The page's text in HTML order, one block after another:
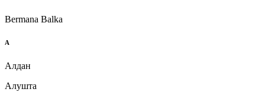
Bermana Balka
А
Алдан
Алушта